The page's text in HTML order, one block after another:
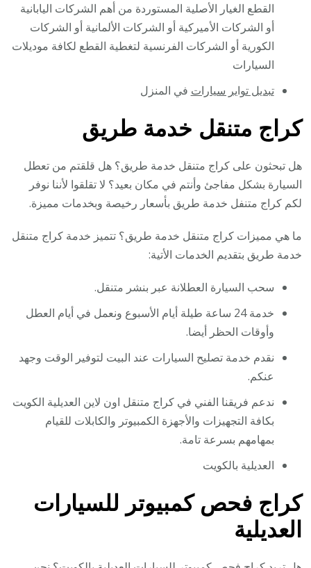
القطع الغيار الأصلية المستوردة من أهم الشركات اليابانية
أو الشركات الأميركية أو الشركات الألمانية أو الشركات
الكورية أو الشركات الفرنسية لتغطية القطع لكافة موديلات
السيارات
تبديل تواير سيارات في المنزل
كراج متنقل خدمة طريق
هل تبحثون على كراج متنقل خدمة طريق؟ هل قلقتم من تعطل
السيارة بشكل مفاجئ وأنتم في مكان بعيد؟ لا تقلقوا لأننا نوفر
لكم كراج متنفل خدمة طريق بأسعار رخيصة وبخدمات مميزة.
ما هي مميزات كراج متنقل خدمة طريق؟ تتميز خدمة كراج متنقل
خدمة طريق بتقديم الخدمات الأتية:
سحب السيارة العطلانة عبر بنشر متنقل.
خدمة 24 ساعة طيلة أيام الأسبوع ونعمل في أيام العطل
وأوقات الحظر أيضا.
نقدم خدمة تصليح السيارات عند البيت لتوفير الوقت وجهد
عنكم.
ندعم فريقنا الفني في كراج متنقل اون لاين العديلية الكويت
بكافة التجهيزات والأجهزة الكمبيوتر والكابلات للقيام
بمهامهم بسرعة تامة.
العديلية بالكويت
كراج فحص كمبيوتر للسيارات
العديلية